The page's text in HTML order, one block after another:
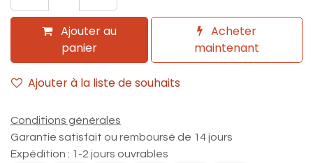
Ajouter au
panier
Acheter
maintenant
Ajouter à la liste de souhaits
Conditions générales
Garantie satisfait ou remboursé de 14 jours
Expédition : 1-2 jours ouvrables